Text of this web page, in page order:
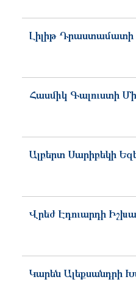
Լիլիթ Դրաստամատի
Հասմիկ Գալուստի
Ալբերտ Սարիբեկի
Վրեժ Էդուարդի
Կարեն Ալեքսանդրի